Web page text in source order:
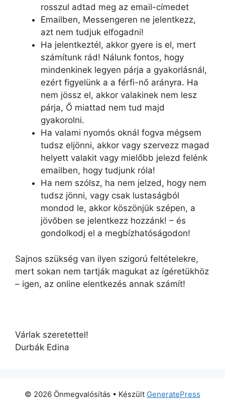
rosszul adtad meg az email-címedet
Emailben, Messengeren ne jelentkezz,
azt nem tudjuk elfogadni!
Ha jelentkeztél, akkor gyere is el, mert
számítunk rád! Nálunk fontos, hogy
mindenkinek legyen párja a gyakorlásnál,
ezért figyelünk a a férfi-nő arányra. Ha
nem jössz el, akkor valakinek nem lesz
párja, Ő miattad nem tud majd
gyakorolni.
Ha valami nyomós oknál fogva mégsem
tudsz eljönni, akkor vagy szervezz magad
helyett valakit vagy mielőbb jelezd felénk
emailben, hogy tudjunk róla!
Ha nem szólsz, ha nem jelzed, hogy nem
tudsz jönni, vagy csak lustaságból
mondod le, akkor köszönjük szépen, a
jövőben se jelentkezz hozzánk! – és
gondolkodj el a megbízhatóságodon!
Sajnos szükség van ilyen szigorú feltételekre,
mert sokan nem tartják magukat az ígéretükhöz
– igen, az online elentkezés annak számít!
Várlak szeretettel!
Durbák Edina
© 2026 Önmegvalósítás • Készült GeneratePress